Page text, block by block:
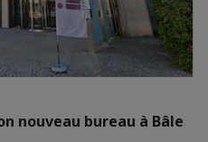
nouveau bureau à Bâle